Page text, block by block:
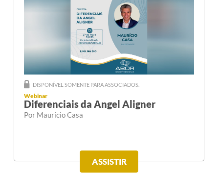
DISPONÍVEL SOMENTE PARA ASSOCIADOS.
Webinar
Diferenciais da Angel Aligner
Por Maurício Casa
ASSISTIR